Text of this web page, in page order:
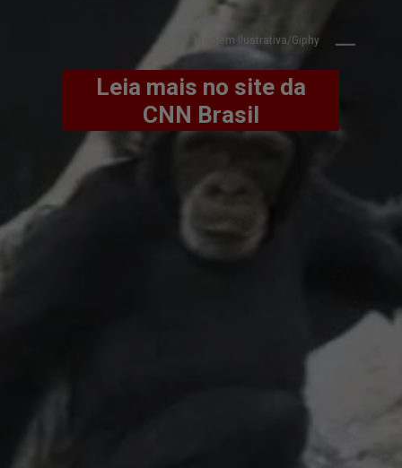
Leia mais no site da
CNN Brasil
Imagem Ilustrativa/Giphy